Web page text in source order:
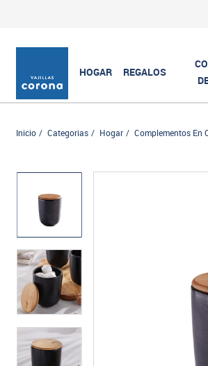
HOGAR REGALOS
Inicio Categorias Hogar Complementos En